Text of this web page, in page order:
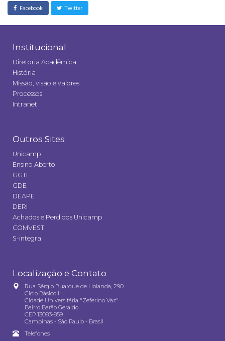
Facebook Twitter
Institucional
Diretoria Acadêmica
História
Missão, visão e valores
Processos
Intranet
Outros Sites
Unicamp
Ensino Aberto
GGTE
GDE
DEAPE
DERI
Achados e Perdidos Unicamp
COMVEST
S-integra
Localização e Contato
Rua Sérgio Buarque de Holanda, 290
Ciclo Básico II
Cidade Universitária "Zeferino Vaz"
Bairro Barão Geraldo
CEP 13083-859
Campinas - São Paulo - Brasil
Telefones